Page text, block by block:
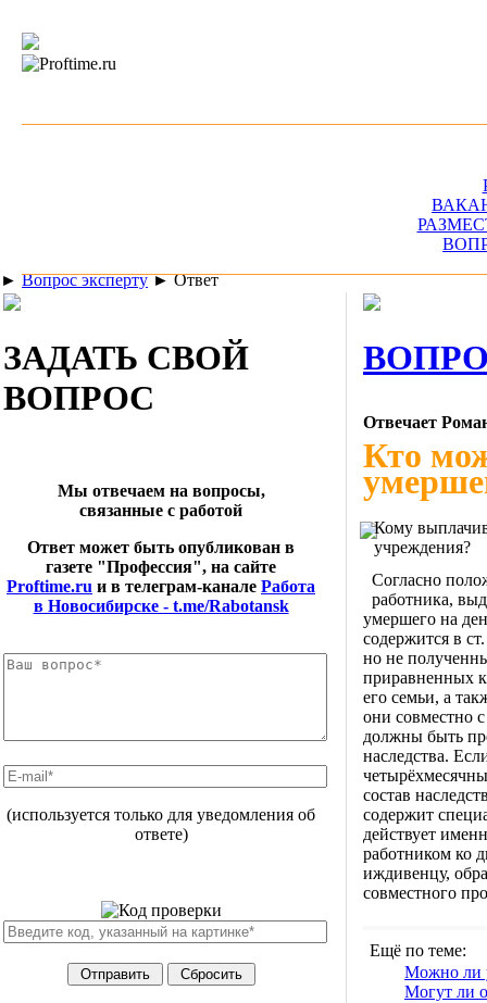
► Вопрос эксперту►Ответ
ЗАДАТЬ СВОЙ
ВОПРОС
Мы отвечаем на вопросы,
связанные с работой
Ответ может быть опубликован в
газете "Профессия", на сайте
Proftime.ru и в телеграм-канале Работа
в Новосибирске - t.me/Rabotansk
(используется только для уведомления об
ответе)
Отвечает
Кто
Кому
учреждения?
Согласно
работника,
умершего на
содержится в
но не
приравненных
его семьи, а
они совместно
должны быть
наследства.
состав
содержит
действует
работником ко
иждивенцу,
совместного
Ещё по теме:
Можно ли
Могут ли